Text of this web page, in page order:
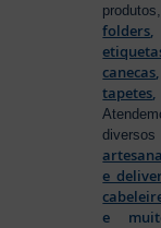
folders
canecas
tapetes
e
e